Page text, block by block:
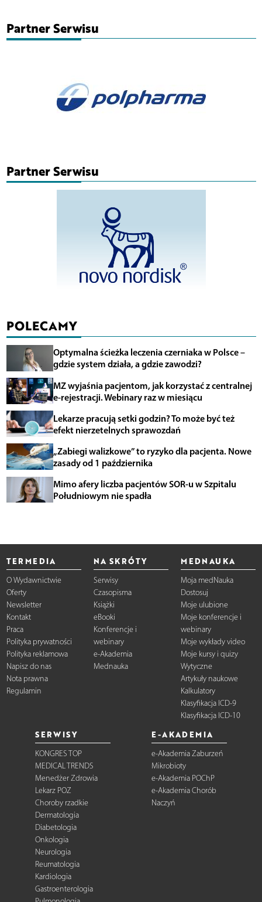
Partner Serwisu
Partner Serwisu
POLECAMY
Optymalna ścieżka leczenia czerniaka w Polsce –
gdzie system działa, a gdzie zawodzi?
MZ wyjaśnia pacjentom, jak korzystać z centralnej
e-rejestracji. Webinary raz w miesiącu
Lekarze pracują setki godzin? To może być też
efekt nierzetelnych sprawozdań
„Zabiegi walizkowe” to ryzyko dla pacjenta. Nowe
zasady od 1 października
Mimo afery liczba pacjentów SOR-u w Szpitalu
Południowym nie spadła
TERMEDIA
O Wydawnictwie
Oferty
Newsletter
Kontakt
Praca
Polityka prywatności
Polityka reklamowa
Napisz do nas
Nota prawna
Regulamin
NA SKRÓTY
Serwisy
Czasopisma
Książki
eBooki
Konferencje i
webinary
e-Akademia
Mednauka
MEDNAUKA
Moja medNauka
Dostosuj
Moje ulubione
Moje konferencje i
webinary
Moje wykłady video
Moje kursy i quizy
Wytyczne
Artykuły naukowe
Kalkulatory
Klasyfikacja ICD-9
Klasyfikacja ICD-10
SERWISY
KONGRES TOP
MEDICAL TRENDS
Menedżer Zdrowia
Lekarz POZ
Choroby rzadkie
Dermatologia
Diabetologia
Onkologia
Neurologia
Reumatologia
Kardiologia
Gastroenterologia
E-AKADEMIA
e-Akademia Zaburzeń
Mikrobioty
e-Akademia POChP
e-Akademia Chorób
Naczyń